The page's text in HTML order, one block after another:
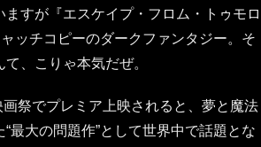
すが『エスケイプ・フロム・トゥモロ
ッチコピーのダークファンタジー。そ
、こりゃ本気だぜ。
祭でプレミア上映されると、夢と魔法
最大の問題作”として世界中で話題とな